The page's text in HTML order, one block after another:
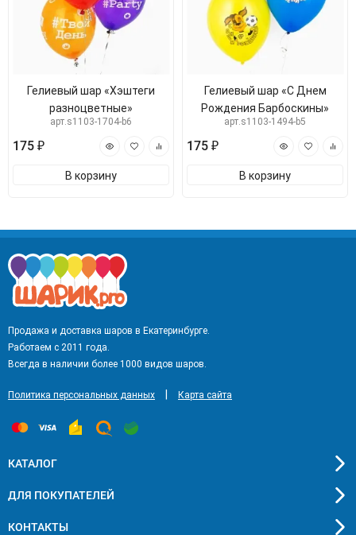
Гелиевый шар «Хэштеги
разноцветные»
арт.s1103-1704-b6
175 ₽
В корзину
Гелиевый шар «С Днем
Рождения Барбоскины»
арт.s1103-1494-b5
175 ₽
В корзину
Продажа и доставка шаров в Екатеринбурге.
Работаем с 2011 года.
Всегда в наличии более 1000 видов шаров.
Политика персональных данных Карта сайта
КАТАЛОГ
ДЛЯ ПОКУПАТЕЛЕЙ
КОНТАКТЫ